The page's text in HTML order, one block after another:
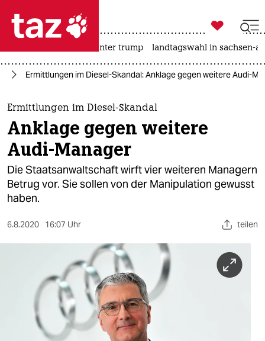
 taz zahl ich
taz zahl ich
themen
politik
öko
gesellschaft
sport
wahrheit

taz zahl ich
usa unter trump landtagswahl in sachsen-
Ermittlungen im Diesel-Skandal: Anklage gegen weitere Audi-
Ermittlungen im Diesel-Skandal
Anklage gegen weitere
Audi-Manager
Die Staatsanwaltschaft wirft vier weiteren Managern
Betrug vor. Sie sollen von der Manipulation gewusst
haben.
6.8.2020 16:07 Uhr teilen